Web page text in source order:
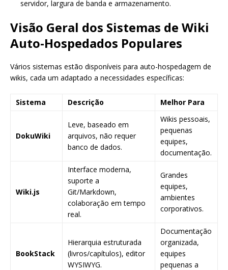
servidor, largura de banda e armazenamento.
Visão Geral dos Sistemas de Wiki
Auto-Hospedados Populares
Vários sistemas estão disponíveis para auto-hospedagem de
wikis, cada um adaptado a necessidades específicas:
Sistema Descrição Melhor Para
DokuWiki
Leve, baseado em
arquivos, não requer
banco de dados.
Wikis pessoais,
pequenas
equipes,
documentação.
Wiki.js
Interface moderna,
suporte a
Git/Markdown,
colaboração em tempo
real.
Grandes
equipes,
ambientes
corporativos.
BookStack
Hierarquia estruturada
(livros/capítulos), editor
WYSIWYG.
Documentação
organizada,
equipes
pequenas a